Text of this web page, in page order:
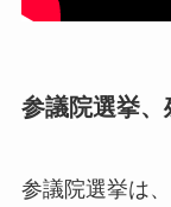
参議院選挙、
参議院選挙は